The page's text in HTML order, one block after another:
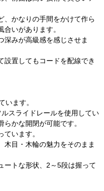
、かなりの手間をかけて作ら
いがあります。
深みが高級感を感じさせま
設置してもコードを配線でき
います。
スライドレールを使用してい
かな開閉が可能です。
います。
木目・木輪の魅力をそのまま
ートな形状、2～5段は握って